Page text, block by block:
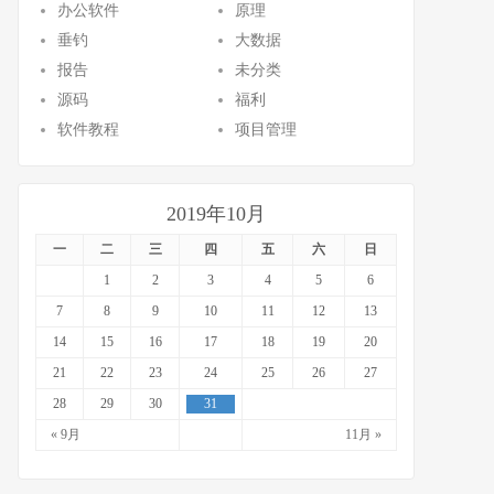
办公软件
原理
垂钓
大数据
报告
未分类
源码
福利
软件教程
项目管理
2019年10月
一 二 三 四 五 六 日
« 9月 11月 »
1 2 3 4 5
6
7
8 9 10 11 12
13
14
15 16 17 18 19
20
21
22 23 24 25 26
27
28
29 30 31